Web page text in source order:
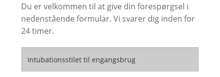
Du er velkommen til at give din forespørgsel i
nedenstående formular. Vi svarer dig inden for
24 timer.